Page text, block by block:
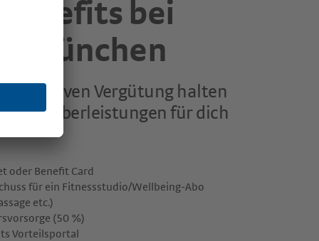
bei
München
attraktiven Vergütung halten
für dich
oder Benefit Card
für ein Fitnessstudio/Wellbeing-Abo
etc.)
(50 %)
Vorteilsportal